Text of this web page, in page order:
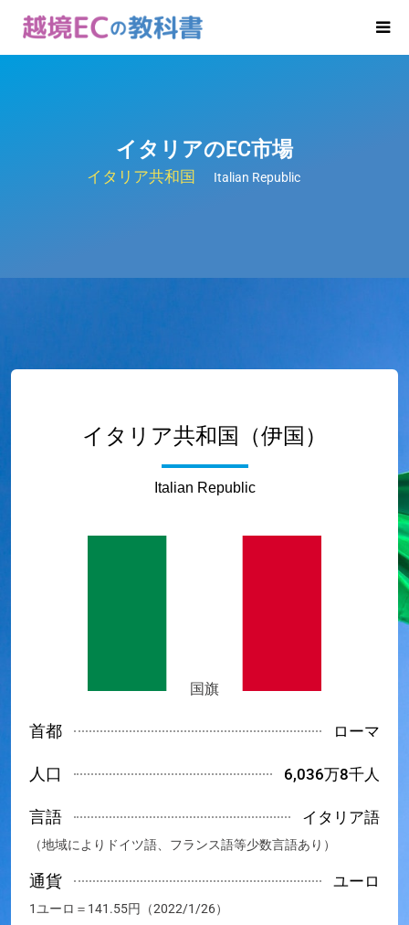
イタリアのEC市場
イタリア共和国 Italian Republic
イタリア共和国（伊国）
Italian Republic
国旗
首都 ローマ
人口 6,036万8千人
言語 イタリア語
（地域によりドイツ語、フランス語等少数言語あり）
通貨 ユーロ
1ユーロ＝141.55円（2022/1/26）